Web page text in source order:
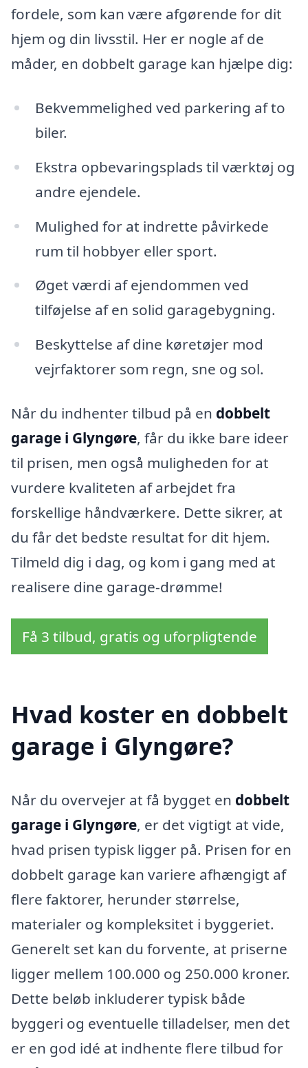
fordele, som kan være afgørende for dit
hjem og din livsstil. Her er nogle af de
måder, en dobbelt garage kan hjælpe dig:
Bekvemmelighed ved parkering af to
biler.
Ekstra opbevaringsplads til værktøj og
andre ejendele.
Mulighed for at indrette påvirkede
rum til hobbyer eller sport.
Øget værdi af ejendommen ved
tilføjelse af en solid garagebygning.
Beskyttelse af dine køretøjer mod
vejrfaktorer som regn, sne og sol.
Når du indhenter tilbud på en dobbelt
garage i Glyngøre, får du ikke bare ideer
til prisen, men også muligheden for at
vurdere kvaliteten af arbejdet fra
forskellige håndværkere. Dette sikrer, at
du får det bedste resultat for dit hjem.
Tilmeld dig i dag, og kom i gang med at
realisere dine garage-drømme!
Få 3 tilbud, gratis og uforpligtende
Hvad koster en dobbelt
garage i Glyngøre?
Når du overvejer at få bygget en dobbelt
garage i Glyngøre, er det vigtigt at vide,
hvad prisen typisk ligger på. Prisen for en
dobbelt garage kan variere afhængigt af
flere faktorer, herunder størrelse,
materialer og kompleksitet i byggeriet.
Generelt set kan du forvente, at priserne
ligger mellem 100.000 og 250.000 kroner.
Dette beløb inkluderer typisk både
byggeri og eventuelle tilladelser, men det
er en god idé at indhente flere tilbud for